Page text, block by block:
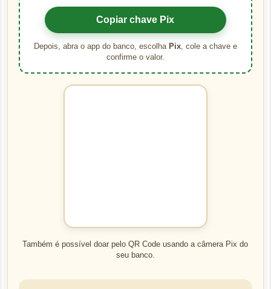
Copiar chave Pix
Depois, abra o app do banco, escolha Pix, cole a chave e
confirme o valor.
Também é possível doar pelo QR Code usando a câmera Pix do
seu banco.